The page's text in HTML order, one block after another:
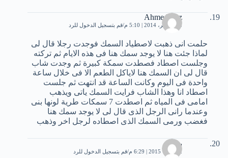
Ahmed Ezz
28 نوفمبر، 2014 | 5:10 م قم بتسجيل الدخول للرد
حلمت انى ذهبت لاصطياد السمك فوجدت رجلا قال لى
لماذا جئت هنا لا يوجد سمك هنا فى هذه الايام ثم تركته
وجلست اصطاد فصطدت سمكة كبيرة ثم وجدت شاب
قال لى ان السمك هنا لاياكل الطعم الا فى خلال ساعة
واحدة فى اليوم وكانت الساعة قد انتهت ثم جلست
اصطاد انا وهذا الشاب فرايت السمك ياتى ويذهب
امامى فى المياه ثم اصطدت 7 سمكات طرية لونها بنى
وعندما رانى الرجل الذى قال لى لا يوجد سمك هنا
فغضب ورمى السمك الذى اصطاده لرجل اخر وذهب
بدر
2 أكتوبر، 2015 | 6:29 م قم بتسجيل الدخول للرد